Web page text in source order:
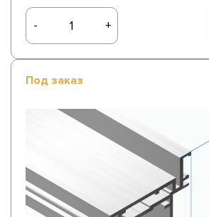
- +
Под заказ